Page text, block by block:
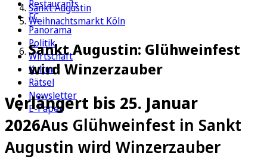
Restaurants
FC
Panorama
Politik
Wirtschaft
Kultur
Rätsel
Newsletter
E-Paper
Sankt Augustin
Weihnachtsmarkt Köln
Sankt Augustin: Glühweinfest
wird Winzerzauber
Verlängert bis 25. Januar
2026Aus Glühweinfest in Sankt
Augustin wird Winzerzauber